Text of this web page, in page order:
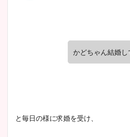
かどちゃん結婚し
と毎日の様に求婚を受け、